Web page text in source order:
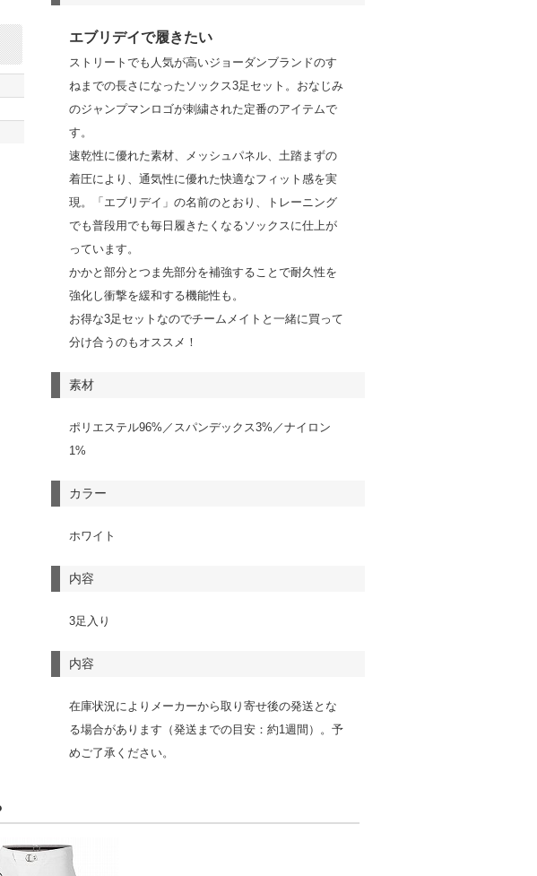
エブリデイで履きたい
ストリートでも人気が高いジョーダンブランドのす
ねまでの長さになったソックス3足セット。おなじみ
のジャンプマンロゴが刺繍された定番のアイテムで
す。
速乾性に優れた素材、メッシュパネル、土踏まずの
着圧により、通気性に優れた快適なフィット感を実
現。「エブリデイ」の名前のとおり、トレーニング
でも普段用でも毎日履きたくなるソックスに仕上が
っています。
かかと部分とつま先部分を補強することで耐久性を
強化し衝撃を緩和する機能性も。
お得な3足セットなのでチームメイトと一緒に買って
分け合うのもオススメ！
素材
ポリエステル96%／スパンデックス3%／ナイロン
1%
カラー
ホワイト
内容
3足入り
内容
在庫状況によりメーカーから取り寄せ後の発送とな
る場合があります（発送までの目安：約1週間）。予
めご了承ください。